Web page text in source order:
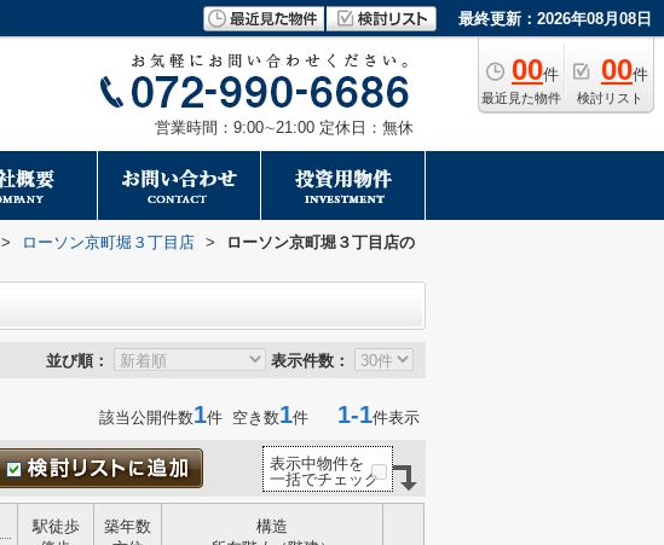
最終更新：2026年08月08日
00件
最近見た物件
00件
検討リスト
営業時間：9:00∼21:00 定休日：無休
> ローソン京町堀３丁目店 >
ローソン京町堀３丁目店の
並び順： 表示件数：
該当公開件数1件 空き数1件 1-1件表示
表示中物件を
一括でチェック
駅徒歩
築年数
構造